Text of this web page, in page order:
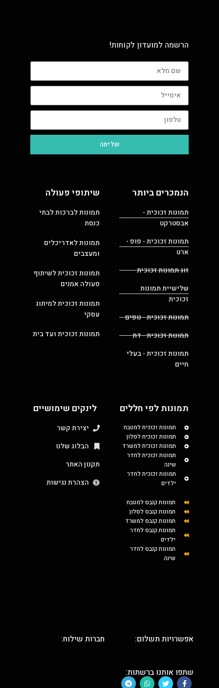
הרשמה למועדון לקוחות!
שליחה
הנמכרים ביותר
תמונות זכוכית -
אבסטרקט
תמונות זכוכית - פופ -
ארט
זוג תמונות זכוכית
שלישיית תמונות
זכוכית
תמונות זכוכית - נופים
תמונות זכוכית - דת
תמונות זכוכית - בעלי
חיים
שיתופי פעולה
תמונות לברכות לבתי
כנסת
תמונות לאדריכלים
ומעצבים
תמונות זכוכית לשיתוף
פעולה אמנים
תמונות זכוכית למיתוג
עסקי
תמונות זכוכית ועד בית
תמונות לפי חללים
תמונות זכוכית למטבח
תמונות זכוכית לסלון
תמונות זכוכית למשרד
תמונות זכוכית לחדר
שינה
תמונות זכוכית לחדר
ילדים
תמונות קנבס למטבח
תמונות קנבס לסלון
תמונות קנבס למשרד
תמונות קנבס לחדר
ילדים
תמונות קנבס לחדר
שינה
לינקים שימושיים
יצירת קשר
הבלוג שלנו
תקנון האתר
הצהרת נגישות
אפשרויות תשלום: חברות שילוח:
שתפו אותנו ברשתות: